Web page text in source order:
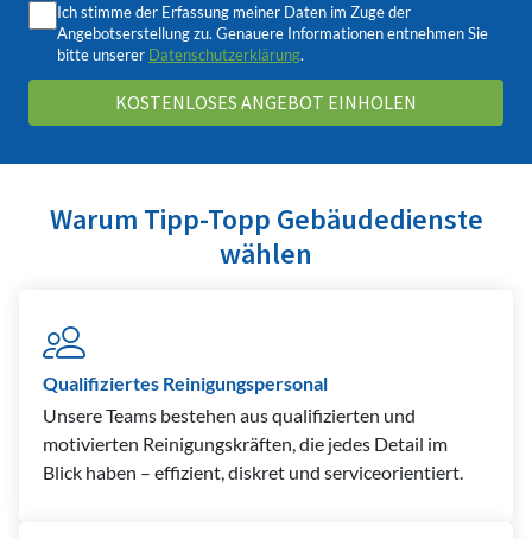
Ich stimme der Erfassung meiner Daten im Zuge der
Angebotserstellung zu. Genauere Informationen entnehmen Sie
bitte unserer Datenschutzerklärung.
Warum Tipp-Topp Gebäudedienste
wählen
Qualifiziertes Reinigungspersonal
Unsere Teams bestehen aus qualifizierten und
motivierten Reinigungskräften, die jedes Detail im
Blick haben – effizient, diskret und serviceorientiert.